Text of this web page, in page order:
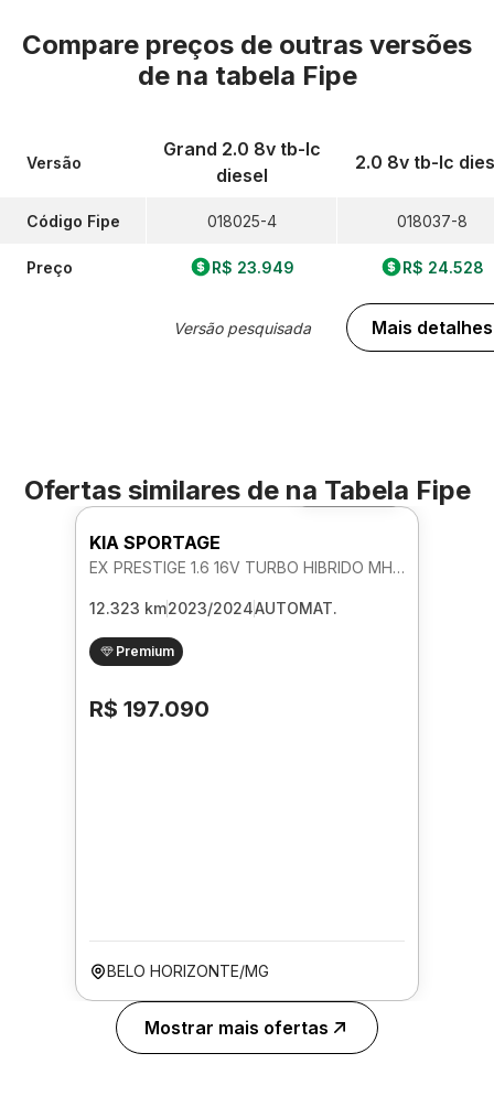
Compare preços de outras versões
de na tabela Fipe
Versão
Código Fipe
Preço
Grand 2.0 8v tb-Ic
diesel
018025-4
R$ 23.949
Versão pesquisada
2.0 8v tb-Ic
018037-8
R$ 24.528
Mais detalhes
Ofertas similares de na Tabela Fipe
Foto 360º
KIA SPORTAGE
EX PRESTIGE 1.6 16V TURBO HIBRIDO MHEV AUTOMATICO
12.323 km2023/2024AUTOMAT.
Premium
R$ 197.090
BELO HORIZONTE/MG
Mostrar mais ofertas